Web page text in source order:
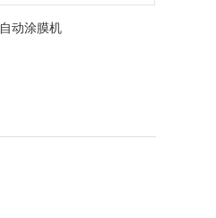
自动涂膜机